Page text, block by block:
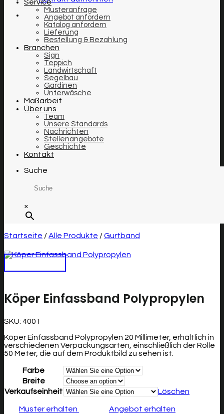
Service
Musteranfrage
Angebot anfordern
Katalog anfordern
Lieferung
Bestellung & Bezahlung
Branchen
Sign
Teppich
Landwirtschaft
Segelbau
Gardinen
Unterwäsche
Maßarbeit
Über uns
Team
Unsere Standards
Nachrichten
Stellenangebote
Geschichte
Kontakt
Suche
×
Startseite /Alle Produkte /Gurtband
Köper Einfassband Polypropylen
SKU: 4001
Köper Einfassband Polypropylen 20 Millimeter, erhältlich in
verschiedenen Verpackungsarten, einschließlich der Rolle
50 Meter, die auf dem Produktbild zu sehen ist.
Farbe
Breite
Verkaufseinheit
Löschen
Muster erhalten Angebot erhalten